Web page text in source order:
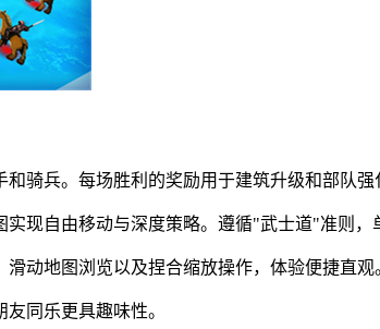
骑兵。每场胜利的奖励用于建筑升级和部队强
现自由移动与深度策略。遵循"武士道"准则，
动地图浏览以及捏合缩放操作，体验便捷直观
同乐更具趣味性。